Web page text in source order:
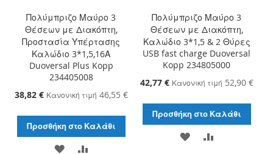
Πολύμπριζο Μαύρο 3
Θέσεων με Διακόπτη,
Προστασία Υπέρτασης
Καλώδιο 3*1,5,16Α
Duoversal Plus Kopp
234405008
Ειδική
38,82 € Κανονική τιμή 46,55 €
Προσθήκη στο Καλάθι
ΠΡΟΣΘΉΚΗ
Πολύμπριζο Μαύρο 3
Θέσεων με Διακόπτη,
Καλώδιο 3*1,5 & 2 Θύρες
USB fast charge Duoversal
Kopp 234805000
Ειδική
42,77 € Κανονική τιμή 52,90 €
Προσθήκη στο Καλάθι
ΠΡΟΣΘΉΚΗ